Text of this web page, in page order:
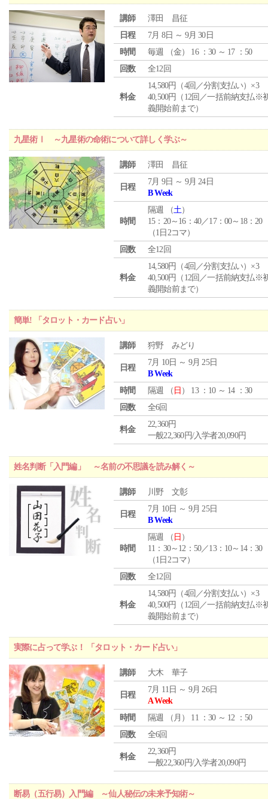
講師
澤田 昌征
日程
7月 8日 ～ 9月 30日
時間
毎週 （金） 16 ：30 ～ 17 ：50
回数
全12回
料金
14,580円（4回／分割支払い）×3
40,500円（12回／一括前納支払※
義開始前まで）
九星術Ⅰ ～九星術の命術について詳しく学ぶ～
講師 澤田 昌征
日程
7月 9日 ～ 9月 24日
B Week
時間
隔週 （土）
15：20～16：40／17：00～18：20
（1日2コマ）
回数
全12回
料金
14,580円（4回／分割支払い）×3
40,500円（12回／一括前納支払※
義開始前まで）
簡単! 「タロット・カード占い」
講師 狩野 みどり
日程
7月 10日 ～ 9月 25日
B Week
時間
隔週 （ 日 ） 13 ：10 ～ 14 ：30
回数
全6回
料金
22,360円
一般22,360円/入学者20,090円
姓名判断「入門編」 ～名前の不思議を読み解く～
講師 川野 文彰
日程
7月 10日 ～ 9月 25日
B Week
時間
隔週 （ 日 ）
11：30～12：50／13：10～14：30
（1日2コマ）
回数
全12回
料金
14,580円（4回／分割支払い）×3
40,500円（12回／一括前納支払※
義開始前まで）
実際に占って学ぶ！ 「タロット・カード占い」
講師 大木 華子
日程
7月 11日 ～ 9月 26日
A Week
時間
隔週 （ 月 ） 11 ：30 ～ 12 ：50
回数
全6回
料金
22,360円
一般22,360円/入学者20,090円
断易（五行易）入門編 ～仙人秘伝の未来予知術～